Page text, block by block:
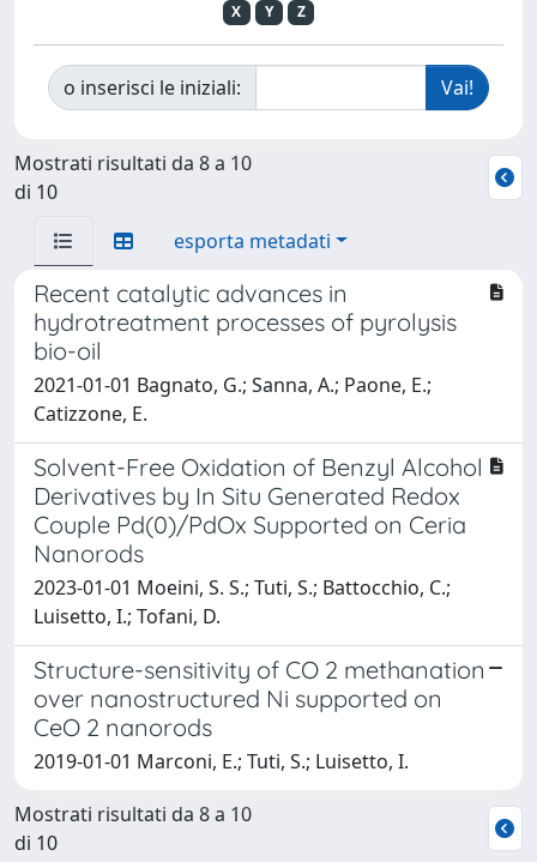
X
Y Z
o inserisci le iniziali:
Mostrati risultati da 8 a 10
di 10
esporta metadati
Recent catalytic advances in
hydrotreatment processes of pyrolysis
bio-oil
2021-01-01 Bagnato, G.; Sanna, A.; Paone, E.;
Catizzone, E.
Solvent-Free Oxidation of Benzyl Alcohol
Derivatives by In Situ Generated Redox
Couple Pd(0)/PdOx Supported on Ceria
Nanorods
2023-01-01 Moeini, S. S.; Tuti, S.; Battocchio, C.;
Luisetto, I.; Tofani, D.
Structure-sensitivity of CO 2 methanation
over nanostructured Ni supported on
CeO 2 nanorods
2019-01-01 Marconi, E.; Tuti, S.; Luisetto, I.
Mostrati risultati da 8 a 10
di 10